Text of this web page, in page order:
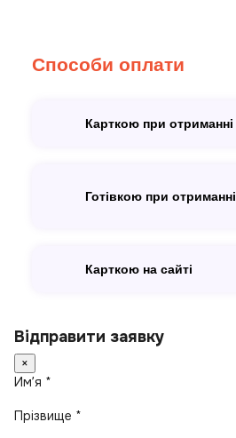
Способи оплати
Карткою при отриманні
Готівкою при отриманні
Карткою на сайті
Відправити заявку
×
Имʼя *
Прізвище *